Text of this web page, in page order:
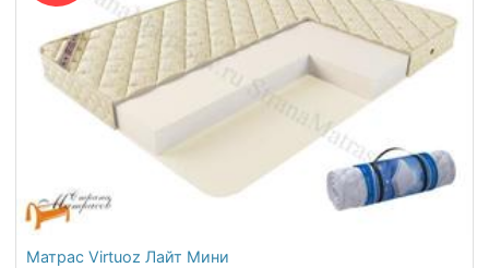
Матрас Virtuoz Лайт Мини